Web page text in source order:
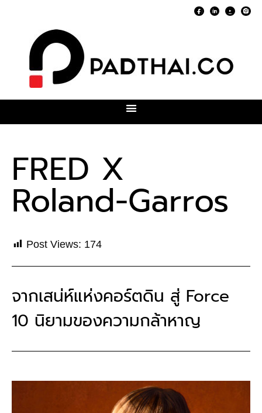
FRED X
Roland-Garros
Post Views: 174
จากเสน่ห์แห่งคอร์ตดิน สู่ Force
10 นิยามของความกล้าหาญ